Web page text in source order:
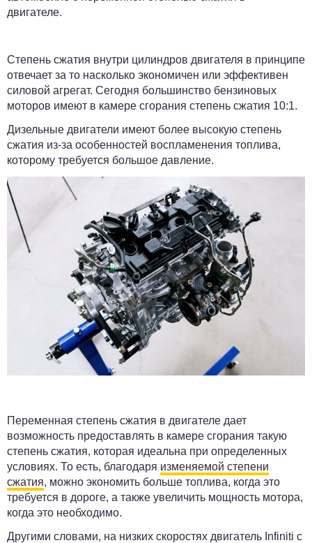
двигателе.
Степень сжатия внутри цилиндров двигателя в принципе
отвечает за то насколько экономичен или эффективен
силовой агрегат. Сегодня большинство бензиновых
моторов имеют в камере сгорания степень сжатия 10:1.
Дизельные двигатели имеют более высокую степень
сжатия из-за особенностей воспламенения топлива,
которому требуется большое давление.
Переменная степень сжатия в двигателе дает
возможность предоставлять в камере сгорания такую
степень сжатия, которая идеальна при определенных
условиях. То есть, благодаря изменяемой степени
сжатия, можно экономить больше топлива, когда это
требуется в дороге, а также увеличить мощность мотора,
когда это необходимо.
Другими словами, на низких скоростях двигатель Infiniti с